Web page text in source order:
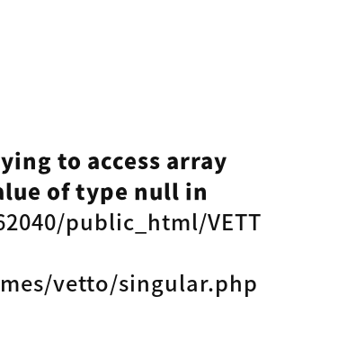
to access array
of type null in
public_html/VETT
vetto/singular.php